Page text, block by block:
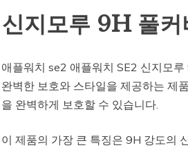
신지모루 9H 풀커
애플워치 se2 애플워치 SE2 신지모
완벽한 보호와 스타일을 제공하는 제
을 완벽하게 보호할 수 있습니다.
이 제품의 가장 큰 특징은 9H 강도의